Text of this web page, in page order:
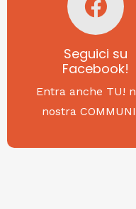
Seguici su
Facebook!
Entra anche TU!
nostra
Seguici su
Facebook!
SAGRITALY
Feste, cibi e
da Nord a